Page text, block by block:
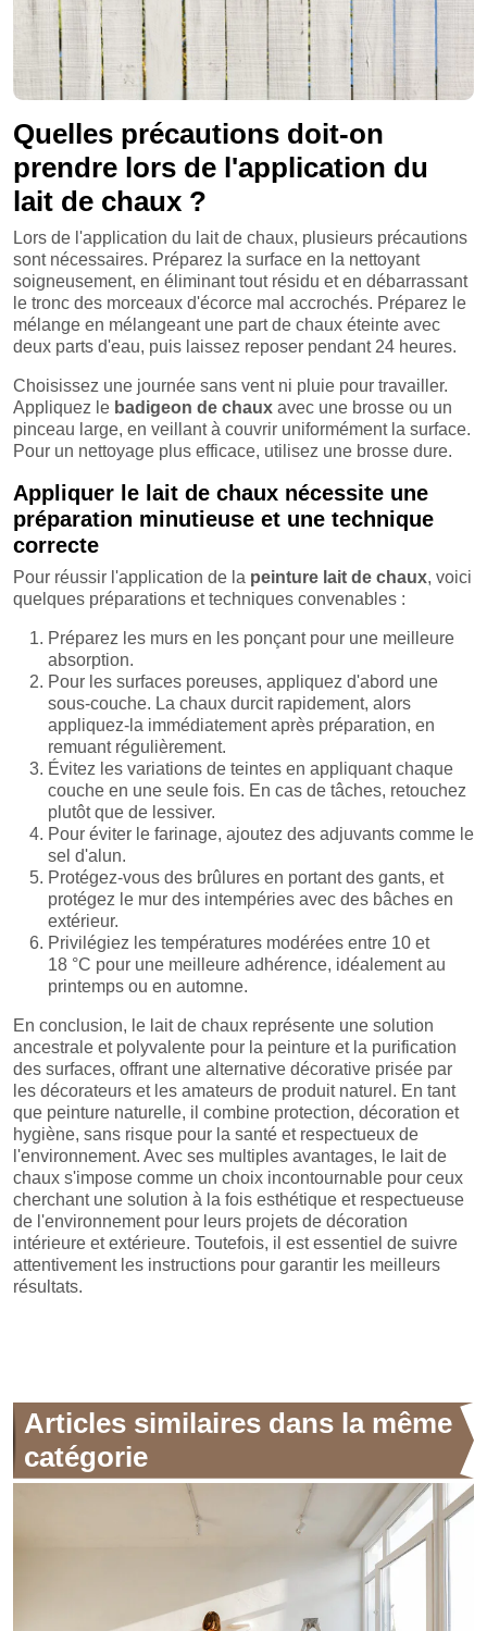
Quelles précautions doit-on
prendre lors de l'application du
lait de chaux ?
Lors de l'application du lait de chaux, plusieurs précautions
sont nécessaires. Préparez la surface en la nettoyant
soigneusement, en éliminant tout résidu et en débarrassant
le tronc des morceaux d'écorce mal accrochés. Préparez le
mélange en mélangeant une part de chaux éteinte avec
deux parts d'eau, puis laissez reposer pendant 24 heures.
Choisissez une journée sans vent ni pluie pour travailler.
Appliquez le badigeon de chaux avec une brosse ou un
pinceau large, en veillant à couvrir uniformément la surface.
Pour un nettoyage plus efficace, utilisez une brosse dure.
Appliquer le lait de chaux nécessite une
préparation minutieuse et une technique
correcte
Pour réussir l'application de la peinture lait de chaux, voici
quelques préparations et techniques convenables :
Préparez les murs en les ponçant pour une meilleure
absorption.
Pour les surfaces poreuses, appliquez d'abord une
sous-couche. La chaux durcit rapidement, alors
appliquez-la immédiatement après préparation, en
remuant régulièrement.
Évitez les variations de teintes en appliquant chaque
couche en une seule fois. En cas de tâches, retouchez
plutôt que de lessiver.
Pour éviter le farinage, ajoutez des adjuvants comme le
sel d'alun.
Protégez-vous des brûlures en portant des gants, et
protégez le mur des intempéries avec des bâches en
extérieur.
Privilégiez les températures modérées entre 10 et
18 °C pour une meilleure adhérence, idéalement au
printemps ou en automne.
En conclusion, le lait de chaux représente une solution
ancestrale et polyvalente pour la peinture et la purification
des surfaces, offrant une alternative décorative prisée par
les décorateurs et les amateurs de produit naturel. En tant
que peinture naturelle, il combine protection, décoration et
hygiène, sans risque pour la santé et respectueux de
l'environnement. Avec ses multiples avantages, le lait de
chaux s'impose comme un choix incontournable pour ceux
cherchant une solution à la fois esthétique et respectueuse
de l'environnement pour leurs projets de décoration
intérieure et extérieure. Toutefois, il est essentiel de suivre
attentivement les instructions pour garantir les meilleurs
résultats.
Articles similaires dans la même
catégorie